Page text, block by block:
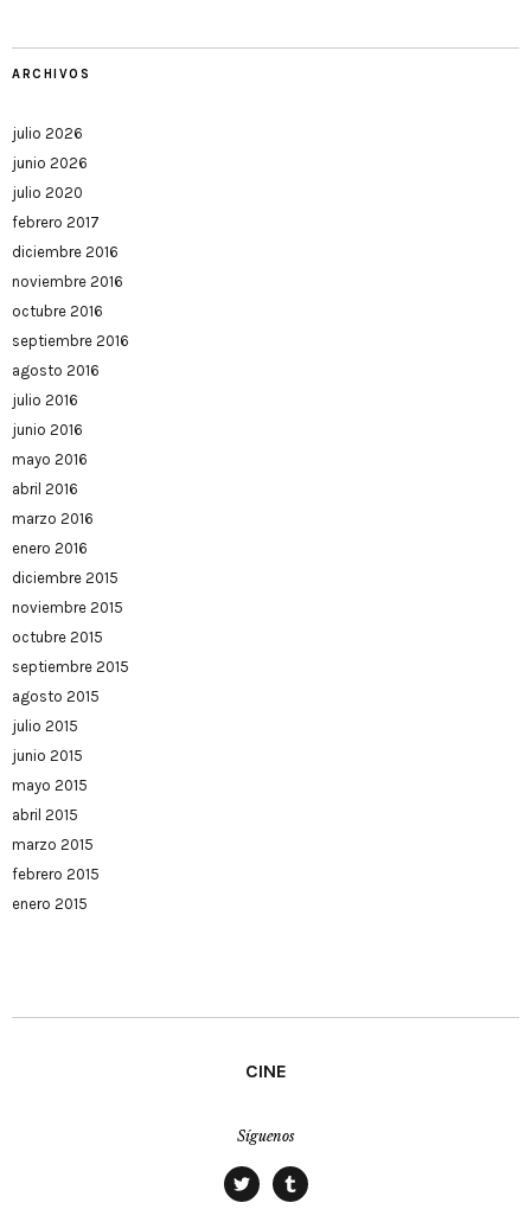
ARCHIVOS
julio 2026
junio 2026
julio 2020
febrero 2017
diciembre 2016
noviembre 2016
octubre 2016
septiembre 2016
agosto 2016
julio 2016
junio 2016
mayo 2016
abril 2016
marzo 2016
enero 2016
diciembre 2015
noviembre 2015
octubre 2015
septiembre 2015
agosto 2015
julio 2015
junio 2015
mayo 2015
abril 2015
marzo 2015
febrero 2015
enero 2015
CINE
Síguenos